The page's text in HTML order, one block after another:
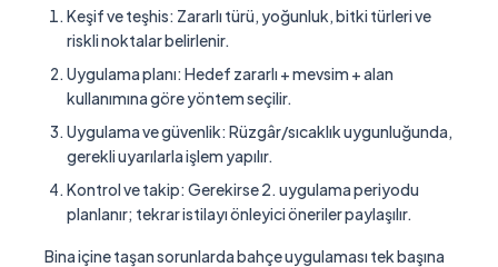
Keşif ve teşhis: Zararlı türü, yoğunluk, bitki türleri ve
riskli noktalar belirlenir.
Uygulama planı: Hedef zararlı + mevsim + alan
kullanımına göre yöntem seçilir.
Uygulama ve güvenlik: Rüzgâr/sıcaklık uygunluğunda,
gerekli uyarılarla işlem yapılır.
Kontrol ve takip: Gerekirse 2. uygulama periyodu
planlanır; tekrar istilayı önleyici öneriler paylaşılır.
Bina içine taşan sorunlarda bahçe uygulaması tek başına